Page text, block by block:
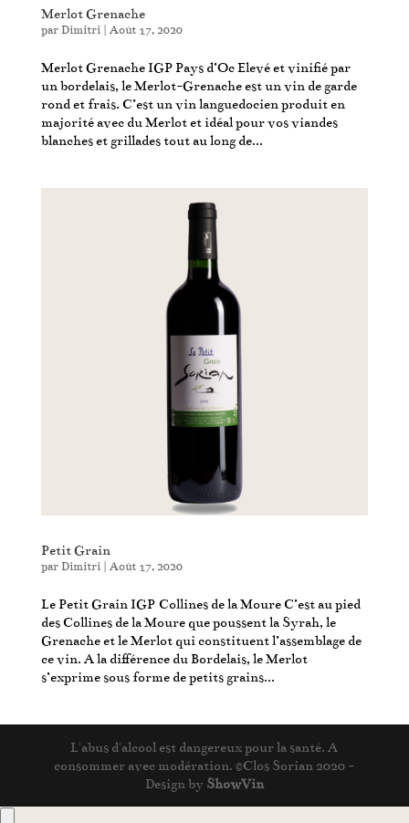
Merlot Grenache
parDimitri| Août 17, 2020
Merlot Grenache IGP Pays d’Oc Elevé et vinifié par
un bordelais, le Merlot-Grenache est un vin de garde
rond et frais. C’est un vin languedocien produit en
majorité avec du Merlot et idéal pour vos viandes
blanches et grillades tout au long de...
Petit Grain
parDimitri| Août 17, 2020
Le Petit Grain IGP Collines de la Moure C’est au pied
des Collines de la Moure que poussent la Syrah, le
Grenache et le Merlot qui constituent l’assemblage de
ce vin. A la différence du Bordelais, le Merlot
s’exprime sous forme de petits grains...
L'abus d'alcool est dangereux pour la santé. A
consommer avec modération. ©Clos Sorian 2020 -
Design by ShowVin